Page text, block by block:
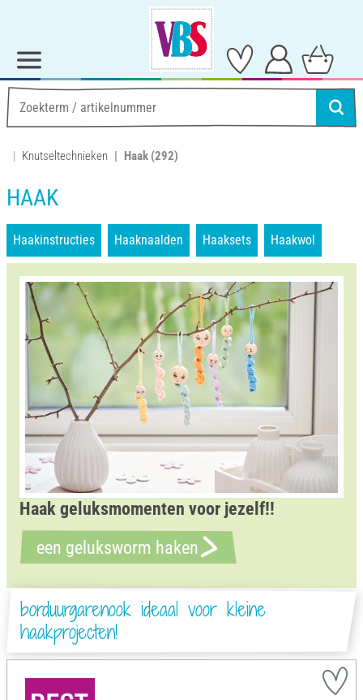
Knutseltechnieken Haak (292)
HAAK
Haakinstructies Haaknaalden Haaksets Haakwol
Haak geluksmomenten voor jezelf!!
een geluksworm haken
borduurgarenook ideaal voor kleine
haakprojecten!